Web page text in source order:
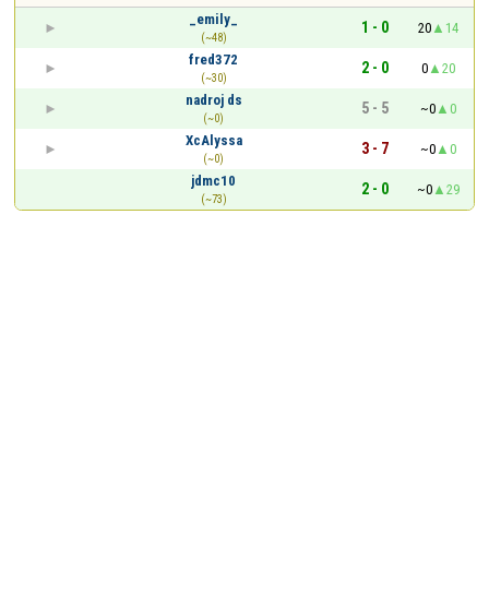
_emily_
(~48)
1 - 0 20
14
fred372
(~30)
2 - 0 0
20
nadroj ds
(~0)
5 - 5 ~0
0
XcAlyssa
(~0)
3 - 7 ~0
0
jdmc10
(~73)
2 - 0 ~0 29